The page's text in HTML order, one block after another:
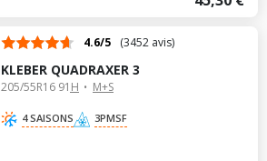
4.6/5 (3452 avis)
KLEBER QUADRAXER 3
205/55R16 91H M+S
4 SAISONS 3PMSF